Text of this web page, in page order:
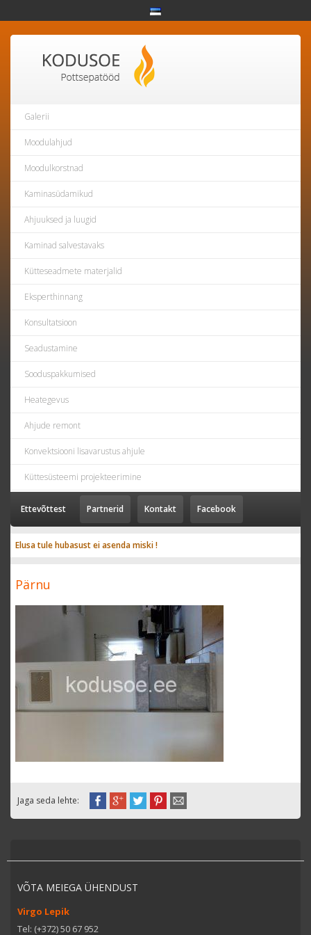
Galerii
Moodulahjud
Moodulkorstnad
Kaminasüdamikud
Ahjuuksed ja luugid
Kaminad salvestavaks
Kütteseadmete materjalid
Eksperthinnang
Konsultatsioon
Seadustamine
Sooduspakkumised
Heategevus
Ahjude remont
Konvektsiooni lisavarustus ahjule
Küttesüsteemi projekteerimine
Ettevõttest Partnerid Kontakt Facebook
Elusa tule hubasust ei asenda miski !
Pärnu
Jaga seda lehte:
VÕTA MEIEGA ÜHENDUST
Virgo Lepik
Tel: (+372) 50 67 952